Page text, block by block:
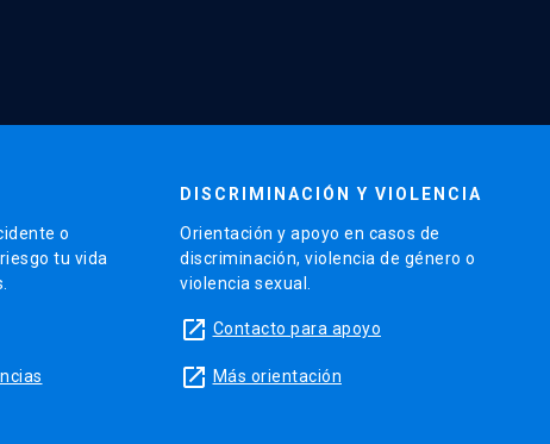
o
tu vida
DISCRIMINACIÓN Y VIOLENCIA
Orientación y apoyo en casos de
discriminación, violencia de género o
violencia sexual.
launch Contacto para apoyo
launch Más orientación